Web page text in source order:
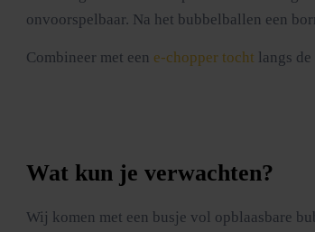
onvoorspelbaar. Na het bubbelballen een
Combineer met een e-chopper tocht langs
Wat kun je verwachten?
Wij komen met een busje vol opblaasbare